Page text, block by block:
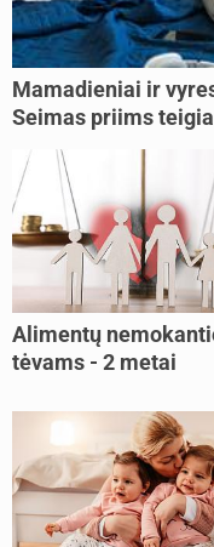
Mamadieniai ir
Seimas priims
Alimentų
tėvams - 2 metai